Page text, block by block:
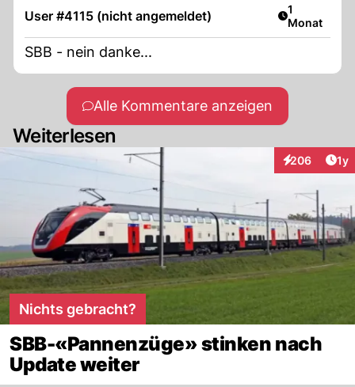
praktisch IMMER und das gilt nicht nur für
den Twindexx, sondern auch für die Stadler-
Züge. Leider ist diese Technik bisher
scheinbar einfach nicht emissionsfrei
hinzubekommen. Auf jeden Fall ist es einfach
zu riechen wo sich der Bioreaktor in einer
Garnitur befindet. Das Abwasser stinkt zwar
selbst nicht, der Reaktor aber sehr wohl.
User #4115 (nicht angemeldet) Artikel
1
Monat
SBB - nein danke...
Alle Kommentare anzeigen
Weiterlesen
206
Interaktionen
1y
Nichts gebracht?
SBB-«Pannenzüge» stinken nach
Update weiter